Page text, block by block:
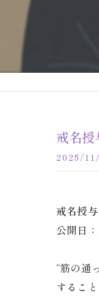
戒名授
2025/
戒名授
公開日
“筋の通
すること